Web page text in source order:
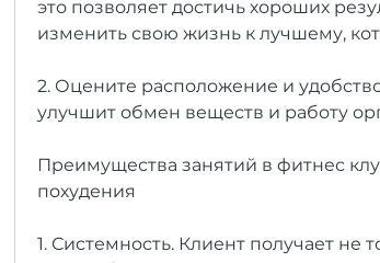
это позволяет достичь хороших
изменить свою жизнь к лучшему,
2. Оцените расположение и
улучшит обмен веществ и работу
Преимущества занятий в фитнес
похудения
1. Системность. Клиент получает не